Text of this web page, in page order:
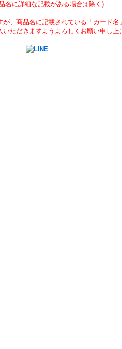
名に詳細な記載がある場合は除く)
、商品名に記載されている「カード
ただきますようよろしくお願い申し上